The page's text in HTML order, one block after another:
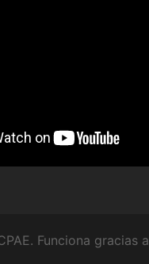
Funciona gracias a